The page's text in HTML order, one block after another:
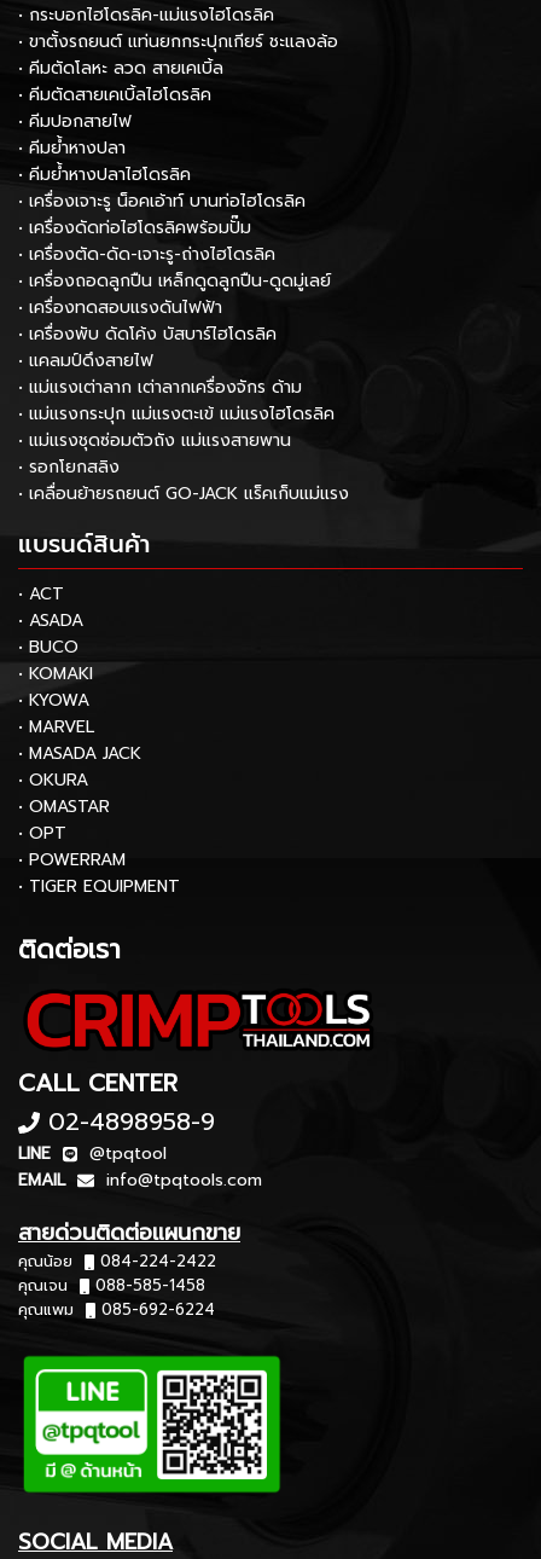
• กระบอกไฮโดรลิค-แม่แรงไฮโดรลิค
• ขาตั้งรถยนต์ แท่นยกกระปุกเกียร์ ชะแลงล้อ
• คีมตัดโลหะ ลวด สายเคเบิ้ล
• คีมตัดสายเคเบิ้ลไฮโดรลิค
• คีมปอกสายไฟ
• คีมย้ำหางปลา
• คีมย้ำหางปลาไฮโดรลิค
• เครื่องเจาะรู น็อคเอ้าท์ บานท่อไฮโดรลิค
• เครื่องดัดท่อไฮโดรลิคพร้อมปั๊ม
• เครื่องตัด-ดัด-เจาะรู-ถ่างไฮโดรลิค
• เครื่องถอดลูกปืน เหล็กดูดลูกปืน-ดูดมู่เลย์
• เครื่องทดสอบแรงดันไฟฟ้า
• เครื่องพับ ดัดโค้ง บัสบาร์ไฮโดรลิค
• แคลมป์ดึงสายไฟ
• แม่แรงเต่าลาก เต่าลากเครื่องจักร ด้าม
• แม่แรงกระปุก แม่แรงตะเข้ แม่แรงไฮโดรลิค
• แม่แรงชุดซ่อมตัวถัง แม่แรงสายพาน
• รอกโยกสลิง
• เคลื่อนย้ายรถยนต์ GO-JACK แร็คเก็บแม่แรง
แบรนด์สินค้า
• ACT
• ASADA
• BUCO
• KOMAKI
• KYOWA
• MARVEL
• MASADA JACK
• OKURA
• OMASTAR
• OPT
• POWERRAM
• TIGER EQUIPMENT
ติดต่อเรา
CALL CENTER
02-4898958-9
LINE
@tpqtool
EMAIL
info@tpqtools.com
สายด่วนติดต่อแผนกขาย
คุณน้อย
084-224-2422
คุณเจน
088-585-1458
คุณแพม
085-692-6224
SOCIAL MEDIA